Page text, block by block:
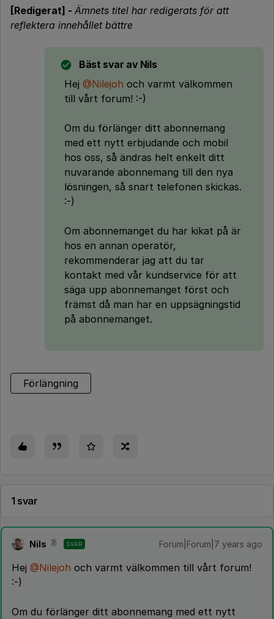
[Redigerat] - Ämnets titel har redigerats för att
reflektera innehållet bättre
Bäst svar av Nils
Hej @Nilejoh och varmt välkommen
till vårt forum! :-)
Om du förlänger ditt abonnemang
med ett nytt erbjudande och mobil
hos oss, så ändras helt enkelt ditt
nuvarande abonnemang till den nya
lösningen, så snart telefonen skickas.
:-)
Om abonnemanget du har kikat på är
hos en annan operatör,
rekommenderar jag att du tar
kontakt med vår kundservice för att
säga upp abonnemanget först och
främst då man har en uppsägningstid
på abonnemanget.
Förlängning
1 svar
Nils SVAR Forum|Forum|7 years ago
Hej @Nilejoh och varmt välkommen till vårt forum!
:-)
Om du förlänger ditt abonnemang med ett nytt